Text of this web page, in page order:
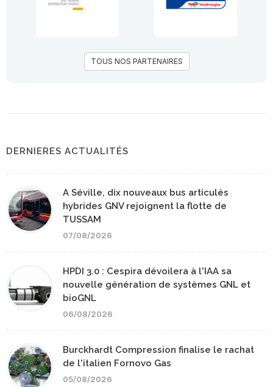
TOUS NOS PARTENAIRES
DERNIERES ACTUALITÉS
A Séville, dix nouveaux bus articulés
hybrides GNV rejoignent la flotte de
TUSSAM
07/08/2026
HPDI 3.0 : Cespira dévoilera à l'IAA sa
nouvelle génération de systèmes GNL et
bioGNL
06/08/2026
Burckhardt Compression finalise le rachat
de l'italien Fornovo Gas
05/08/2026